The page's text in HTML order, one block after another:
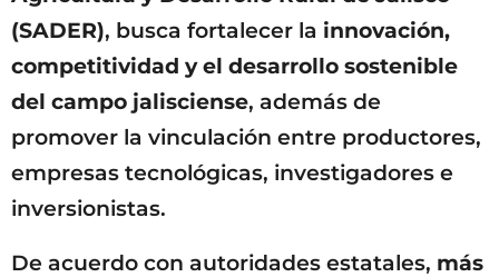
(SADER), busca fortalecer la innovación,
competitividad y el desarrollo sostenible
del campo jalisciense, además de
promover la vinculación entre productores,
empresas tecnológicas, investigadores e
inversionistas.
De acuerdo con autoridades estatales, más